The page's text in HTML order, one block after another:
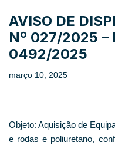
AVISO DE
Nº 027/2025 –
0492/2025
março 10, 2025
Objeto: Aquisição de
e rodas e poliuretano,